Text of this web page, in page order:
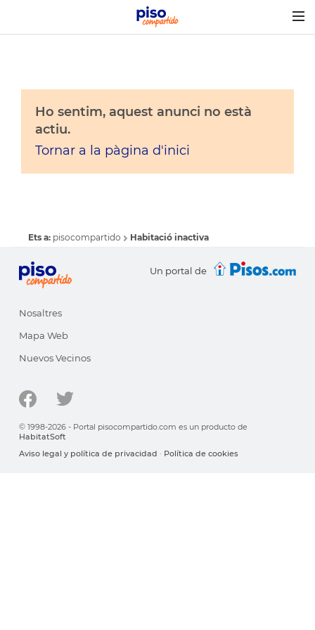
Ho sentim, aquest anunci no està
actiu.
Tornar a la pàgina d'inici
Ets a: pisocompartido Habitació inactiva
Un portal de
Nosaltres
Mapa Web
Nuevos Vecinos
© 1998-2026 - Portal pisocompartido.com es un producto de
HabitatSoft
Aviso legal y política de privacidad · Política de cookies